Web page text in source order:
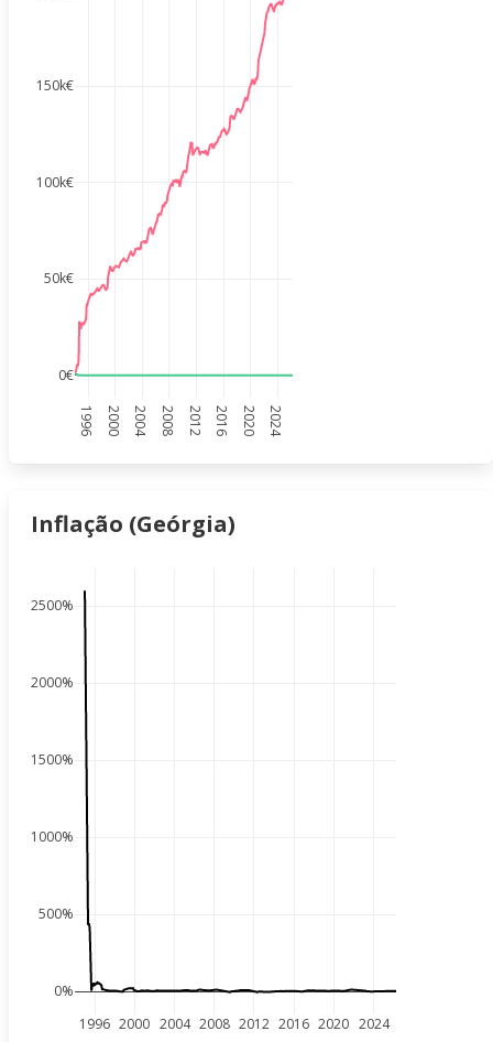
1996 2000 2004 2008 2012 2016 2020 2024
0€
50k€
100k€
150k€
Inflação (Geórgia)
1996 2000 2004 2008 2012 2016 2020 2024
0%
500%
1000%
1500%
2000%
2500%